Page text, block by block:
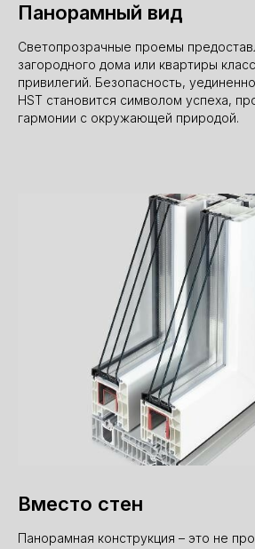
Панорамный вид
Светопрозрачные проемы
загородного дома или квартиры
привилегий. Безопасность,
HST становится символом успеха,
гармонии с окружающей природой.
Вместо стен
Панорамная конструкция – это не